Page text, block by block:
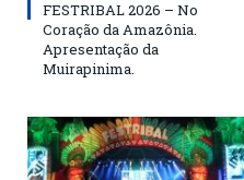
FESTRIBAL 2026 – No
Coração da Amazônia.
Apresentação da
Muirapinima.